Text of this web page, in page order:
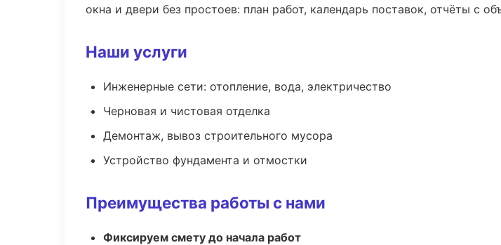
окна и двери без простоев: план работ, календарь поставок, отчёты с
Наши услуги
Инженерные сети: отопление, вода, электричество
Черновая и чистовая отделка
Демонтаж, вывоз строительного мусора
Устройство фундамента и отмостки
Преимущества работы с нами
Фиксируем смету до начала работ